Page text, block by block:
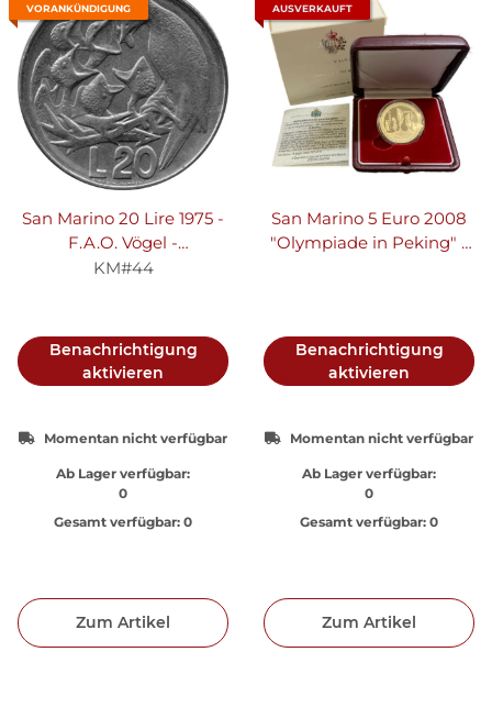
VORANKÜNDIGUNG
San Marino 20 Lire 1975 -
F.A.O. Vögel -
Aluminium-Bronze
KM#44
Benachrichtigung
aktivieren
Momentan nicht verfügbar
Ab Lager verfügbar:
0
Gesamt verfügbar: 0
Zum Artikel
AUSVERKAUFT
San Marino 5 Euro 2008
"Olympiade in Peking" -
Benachrichtigung
aktivieren
Momentan nicht verfügbar
Ab Lager verfügbar:
0
Gesamt verfügbar: 0
Zum Artikel